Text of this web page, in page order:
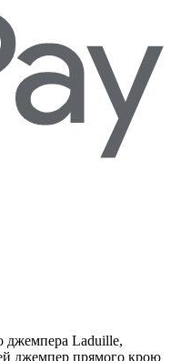
джемпера Laduille,
джемпер прямого крою